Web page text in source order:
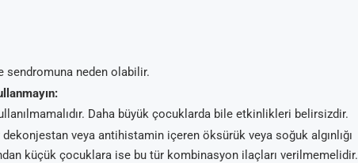
sendromuna neden olabilir.
Daha büyük çocuklarda bile etkinlikleri belirsizdir.
veya antihistamin içeren öksürük veya soğuk algınlığı
küçük çocuklara ise bu tür kombinasyon ilaçları verilmemelidir.